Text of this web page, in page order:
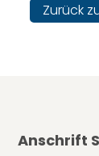
Zurück
Anschrift